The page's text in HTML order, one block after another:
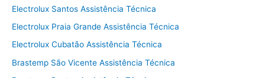
Electrolux Santos Assistência Técnica
Electrolux Praia Grande Assistência Técnica
Electrolux Cubatão Assistência Técnica
Brastemp São Vicente Assistência Técnica